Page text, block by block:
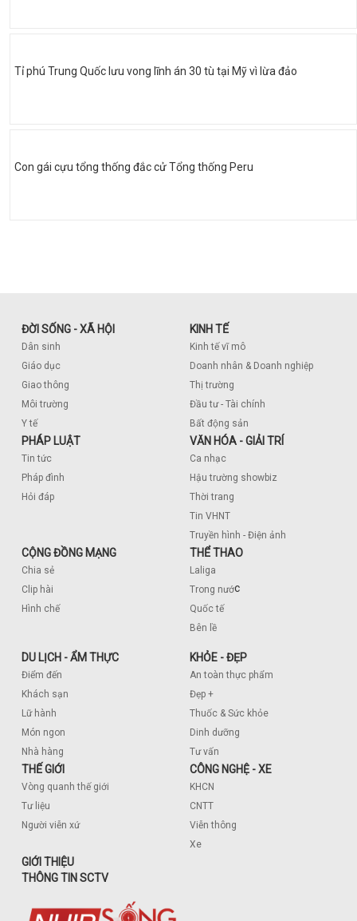
Tỉ phú Trung Quốc lưu vong lĩnh án 30 tù tại Mỹ vì lừa đảo
Con gái cựu tổng thống đắc cử Tổng thống Peru
ĐỜI SỐNG - XÃ HỘI
Dân sinh
Giáo dục
Giao thông
Môi trường
Y tế
KINH TẾ
Kinh tế vĩ mô
Doanh nhân & Doanh nghiệp
Thị trường
Đầu tư - Tài chính
Bất động sản
PHÁP LUẬT
Tin tức
Pháp đình
Hỏi đáp
VĂN HÓA - GIẢI TRÍ
Ca nhạc
Hậu trường showbiz
Thời trang
Tin VHNT
Truyền hình - Điện ảnh
CỘNG ĐỒNG MẠNG
Chia sẻ
Clip hài
Hình chế
THỂ THAO
Laliga
Trong nước
Quốc tế
Bên lề
DU LỊCH - ẨM THỰC
Điểm đến
Khách sạn
Lữ hành
Món ngon
Nhà hàng
KHỎE - ĐẸP
An toàn thực phẩm
Đẹp +
Thuốc & Sức khỏe
Dinh dưỡng
Tư vấn
THẾ GIỚI
Vòng quanh thế giới
Tư liệu
Người viễn xứ
CÔNG NGHỆ - XE
KHCN
CNTT
Viễn thông
Xe
GIỚI THIỆU
THÔNG TIN SCTV